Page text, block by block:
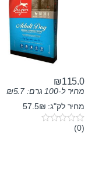
₪115.0
מחיר ל-100 גרם: ₪5.7
מחיר לק"ג: 57.5₪
0(0)